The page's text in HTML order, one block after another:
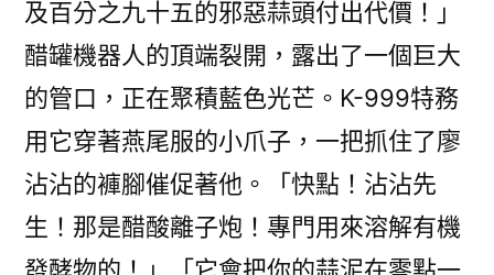
及百分之九十五的邪惡蒜頭付出代價！」
醋罐機器人的頂端裂開，露出了一個巨大
的管口，正在聚積藍色光芒。K-999特務
用它穿著燕尾服的小爪子，一把抓住了廖
沾沾的褲腳催促著他。「快點！沾沾先
生！那是醋酸離子炮！專門用來溶解有機